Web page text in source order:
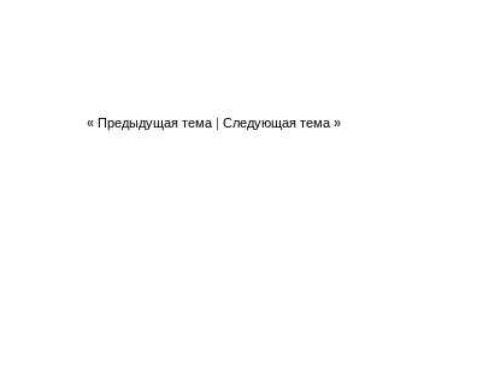
« Предыдущая тема| Следующая тема »